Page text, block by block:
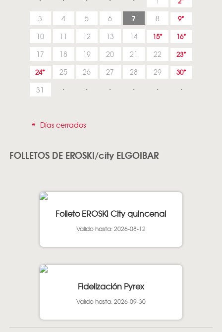
3 4 5 6 7 8 9
10 11 12 13 14 15 16
17 18 19 20 21 22
23
24
25 26 27 28 29 30
31
* Días cerrados
FOLLETOS DE EROSKI/city ELGOIBAR
Folleto EROSKI City quincenal
Valido hasta: 2026-08-12
Fidelización Pyrex
Valido hasta: 2026-09-30